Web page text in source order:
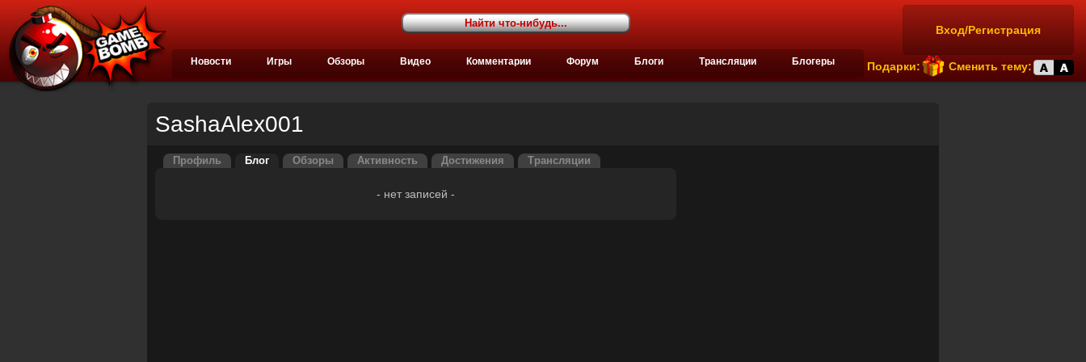
Вход/Регистрация
Подарки: Сменить тему:
Новости Игры Обзоры Видео Комментарии Форум Блоги Трансляции Блогеры
SashaAlex001
Профиль Блог Обзоры Активность Достижения Трансляции
- нет записей -